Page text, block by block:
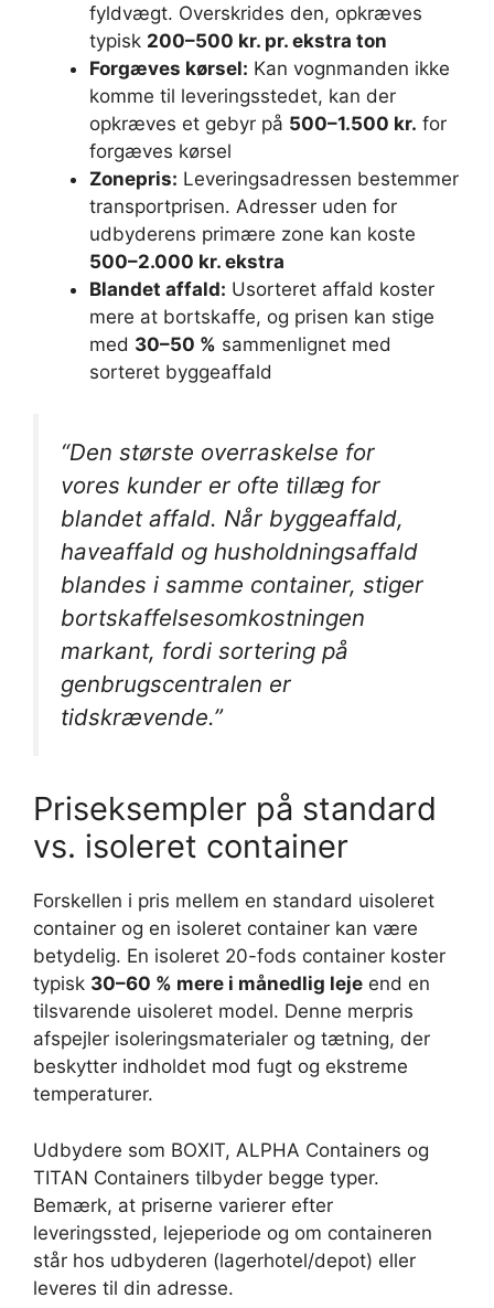
fyldvægt. Overskrides den, opkræves
typisk 200–500 kr. pr. ekstra ton
Forgæves kørsel: Kan vognmanden ikke
komme til leveringsstedet, kan der
opkræves et gebyr på 500–1.500 kr. for
forgæves kørsel
Zonepris: Leveringsadressen bestemmer
transportprisen. Adresser uden for
udbyderens primære zone kan koste
500–2.000 kr. ekstra
Blandet affald: Usorteret affald koster
mere at bortskaffe, og prisen kan stige
med 30–50 % sammenlignet med
sorteret byggeaffald
“Den største overraskelse for
vores kunder er ofte tillæg for
blandet affald. Når byggeaffald,
haveaffald og husholdningsaffald
blandes i samme container, stiger
bortskaffelsesomkostningen
markant, fordi sortering på
genbrugscentralen er
tidskrævende.”
Priseksempler på standard
vs. isoleret container
Forskellen i pris mellem en standard uisoleret
container og en isoleret container kan være
betydelig. En isoleret 20-fods container koster
typisk 30–60 % mere i månedlig leje end en
tilsvarende uisoleret model. Denne merpris
afspejler isoleringsmaterialer og tætning, der
beskytter indholdet mod fugt og ekstreme
temperaturer.
Udbydere som BOXIT, ALPHA Containers og
TITAN Containers tilbyder begge typer.
Bemærk, at priserne varierer efter
leveringssted, lejeperiode og om containeren
står hos udbyderen (lagerhotel/depot) eller
leveres til din adresse.